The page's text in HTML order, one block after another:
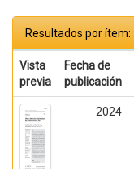
Resultados por ítem:
Vista
previa
Fecha de
publicación
2024